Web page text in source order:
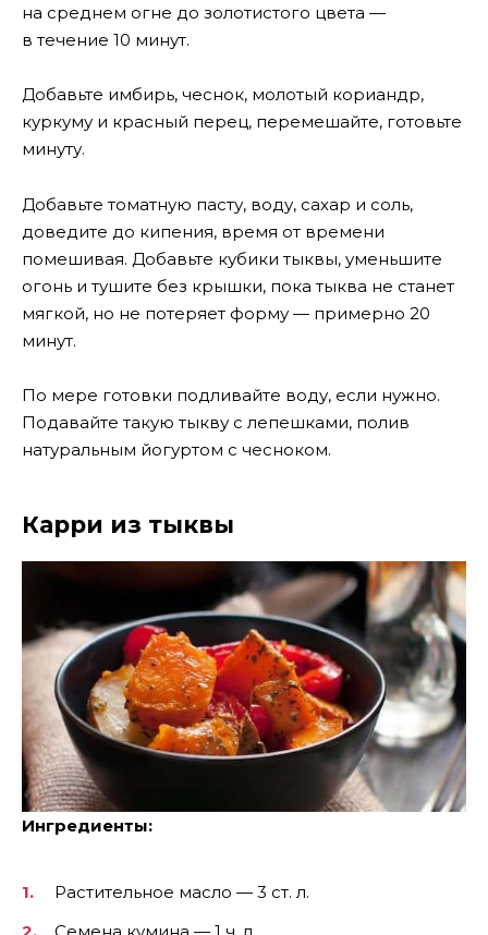
на среднем огне до золотистого цвета —
в течение 10 минут.
Добавьте имбирь, чеснок, молотый кориандр,
куркуму и красный перец, перемешайте, готовьте
минуту.
Добавьте томатную пасту, воду, сахар и соль,
доведите до кипения, время от времени
помешивая. Добавьте кубики тыквы, уменьшите
огонь и тушите без крышки, пока тыква не станет
мягкой, но не потеряет форму — примерно 20
минут.
По мере готовки подливайте воду, если нужно.
Подавайте такую тыкву с лепешками, полив
натуральным йогуртом с чесноком.
Карри из тыквы
Ингредиенты:
Растительное масло — 3 ст. л.
Семена кумина — 1 ч. л.